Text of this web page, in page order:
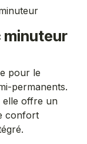
minuteur
pour le
permanents.
elle offre un
confort